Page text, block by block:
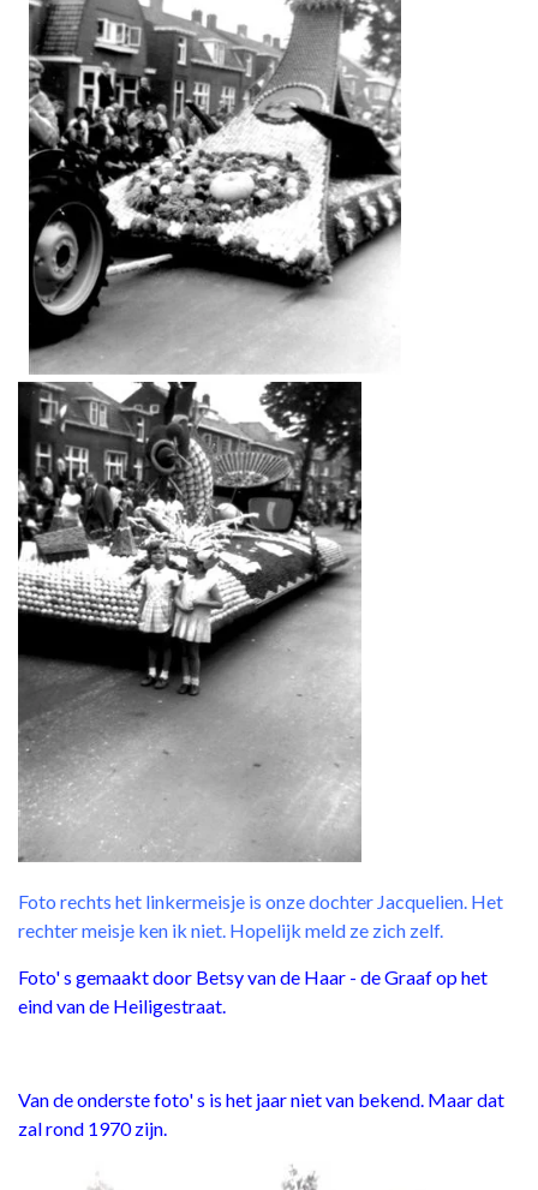
Foto rechts het linkermeisje is onze dochter Jacquelien. Het
rechter meisje ken ik niet. Hopelijk meld ze zich zelf.
Foto' s gemaakt door Betsy van de Haar - de Graaf op het
eind van de Heiligestraat.
Van de onderste foto' s is het jaar niet van bekend. Maar dat
zal rond 1970 zijn.